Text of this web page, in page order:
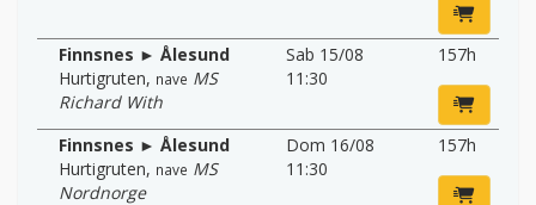
Finnsnes ► Ålesund
Hurtigruten, nave MS
Richard With
Sab 15/08
11:30
157h
Finnsnes ► Ålesund
Hurtigruten, nave MS
Nordnorge
Dom 16/08
11:30
157h